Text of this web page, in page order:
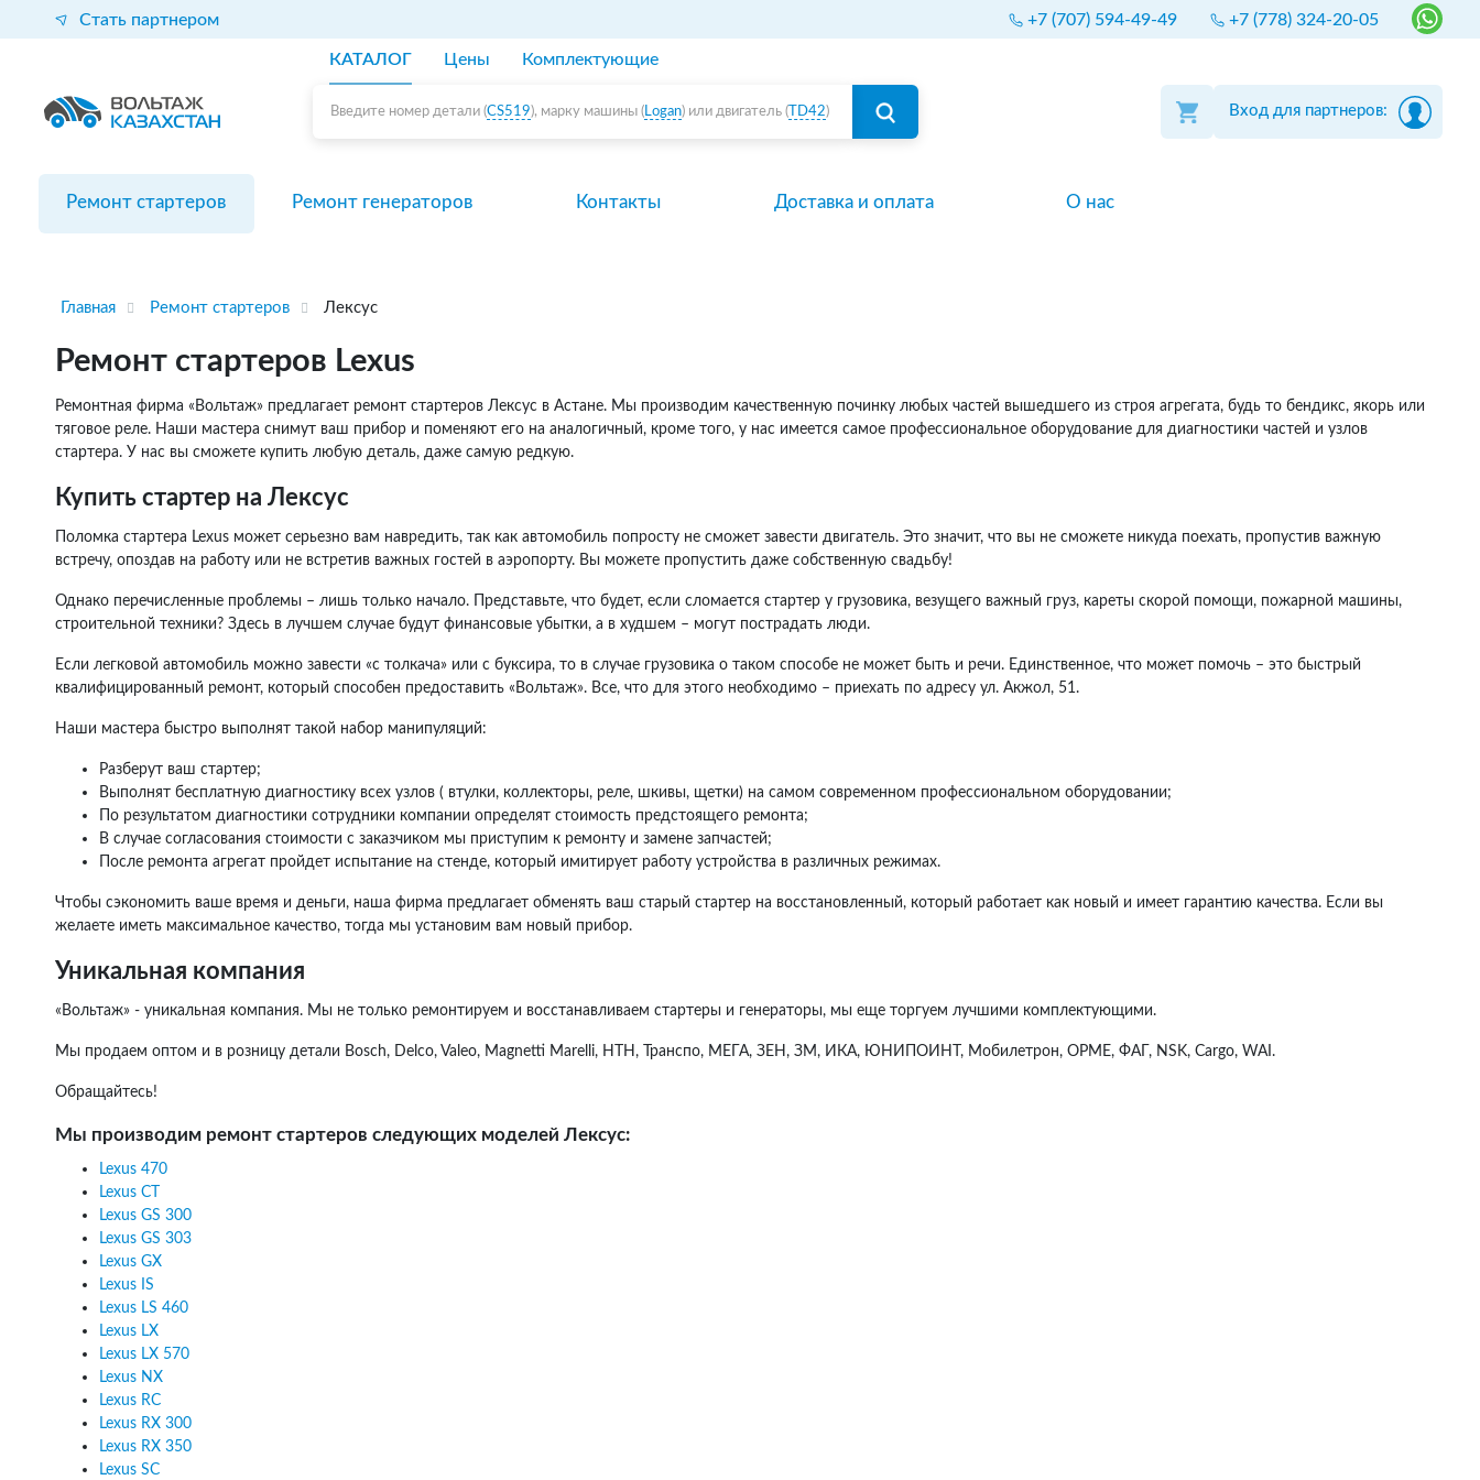
Стать партнером +7 (707) 594-49-49 +7 (778) 324-20-05
КАТАЛОГ Цены Комплектующие
Введите номер детали (CS519), марку машины (Logan) или двигатель ( TD42) Вход для партнеров:
Ремонт стартеров Ремонт генераторов Контакты Доставка и оплата О нас
Главная Ремонт стартеров Лексус
Ремонт стартеров Lexus
Ремонтная фирма «Вольтаж» предлагает ремонт стартеров Лексус в Астане. Мы производим качественную починку любых частей вышедшего из строя агрегата, будь то бендикс, якорь или
тяговое реле. Наши мастера снимут ваш прибор и поменяют его на аналогичный, кроме того, у нас имеется самое профессиональное оборудование для диагностики частей и узлов
стартера. У нас вы сможете купить любую деталь, даже самую редкую.
Купить стартер на Лексус
Поломка стартера Lexus может серьезно вам навредить, так как автомобиль попросту не сможет завести двигатель. Это значит, что вы не сможете никуда поехать, пропустив важную
встречу, опоздав на работу или не встретив важных гостей в аэропорту. Вы можете пропустить даже собственную свадьбу!
Однако перечисленные проблемы – лишь только начало. Представьте, что будет, если сломается стартер у грузовика, везущего важный груз, кареты скорой помощи, пожарной машины,
строительной техники? Здесь в лучшем случае будут финансовые убытки, а в худшем – могут пострадать люди.
Если легковой автомобиль можно завести «с толкача» или с буксира, то в случае грузовика о таком способе не может быть и речи. Единственное, что может помочь – это быстрый
квалифицированный ремонт, который способен предоставить «Вольтаж». Все, что для этого необходимо – приехать по адресу ул. Акжол, 51.
Наши мастера быстро выполнят такой набор манипуляций:
Разберут ваш стартер;
Выполнят бесплатную диагностику всех узлов ( втулки, коллекторы, реле, шкивы, щетки) на самом современном профессиональном оборудовании;
По результатом диагностики сотрудники компании определят стоимость предстоящего ремонта;
В случае согласования стоимости с заказчиком мы приступим к ремонту и замене запчастей;
После ремонта агрегат пройдет испытание на стенде, который имитирует работу устройства в различных режимах.
Чтобы сэкономить ваше время и деньги, наша фирма предлагает обменять ваш старый стартер на восстановленный, который работает как новый и имеет гарантию качества. Если вы
желаете иметь максимальное качество, тогда мы установим вам новый прибор.
Уникальная компания
«Вольтаж» - уникальная компания. Мы не только ремонтируем и восстанавливаем стартеры и генераторы, мы еще торгуем лучшими комплектующими.
Мы продаем оптом и в розницу детали Bosch, Delco, Valeo, Magnetti Marelli, НТН, Транспо, МЕГА, ЗЕН, ЗМ, ИКА, ЮНИПОИНТ, Мобилетрон, ОРМЕ, ФАГ, NSK, Cargo, WAI.
Обращайтесь!
Мы производим ремонт стартеров следующих моделей Лексус:
Lexus 470
Lexus CT
Lexus GS 300
Lexus GS 303
Lexus GX
Lexus IS
Lexus LS 460
Lexus LX
Lexus LX 570
Lexus NX
Lexus RC
Lexus RX 300
Lexus RX 350
Lexus SC